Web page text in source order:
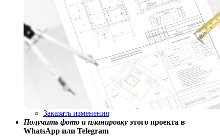
Заказать изменения
Получить фото и планировку этого проекта в
WhatsApp или Telegram